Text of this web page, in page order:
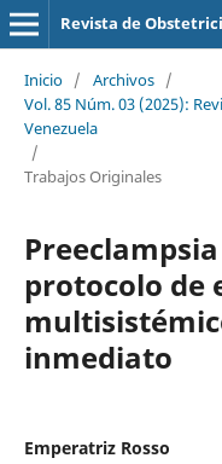
Revista de
Inicio / Archivos /
Vol. 85 Núm. 03 (2025):
Venezuela
/
Trabajos Originales
protocolo de
inmediato
Emperatriz Rosso